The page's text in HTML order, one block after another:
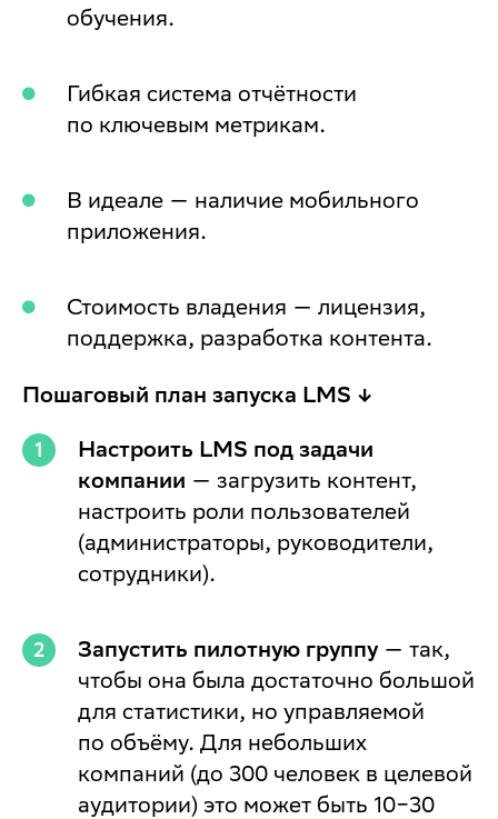
обучения.
Гибкая система отчётности
по ключевым метрикам.
В идеале — наличие мобильного
приложения.
Стоимость владения — лицензия,
поддержка, разработка контента.
Пошаговый план запуска LMS ↓
Настроить LMS под задачи
компании — загрузить контент,
настроить роли пользователей
(администраторы, руководители,
сотрудники).
Запустить пилотную группу— так,
чтобы она была достаточно большой
для статистики, но управляемой
по объёму. Для небольших
компаний (до 300 человек в целевой
аудитории) это может быть 10−30